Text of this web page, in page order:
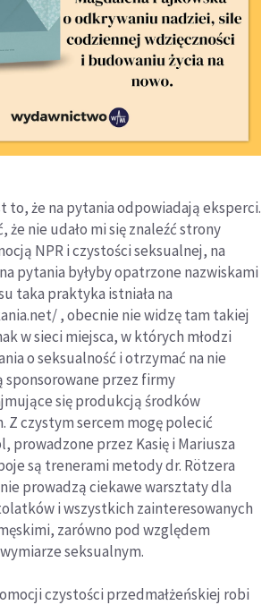
to, że na pytania odpowiadają eksperci.
że nie udało mi się znaleźć strony
NPR i czystości seksualnej, na
pytania byłyby opatrzone nazwiskami
taka praktyka istniała na
, obecnie nie widzę tam takiej
w sieci miejsca, w których młodzi
o seksualność i otrzymać na nie
sponsorowane przez firmy
się produkcją środków
Z czystym sercem mogę polecić
prowadzone przez Kasię i Mariusza
są trenerami metody dr. Rötzera
prowadzą ciekawe warsztaty dla
i wszystkich zainteresowanych
zarówno pod względem
seksualnym.
czystości przedmałżeńskiej robi